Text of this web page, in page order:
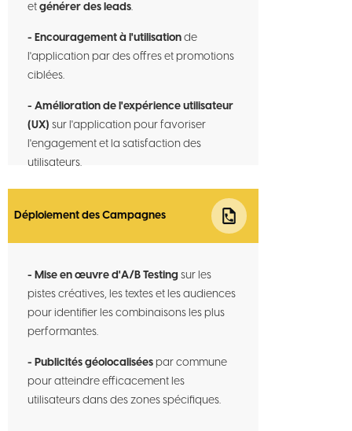
et générer des leads.
- Encouragement à l'utilisation de
l'application par des offres et promotions
ciblées.
- Amélioration de l'expérience utilisateur
(UX) sur l'application pour favoriser
l'engagement et la satisfaction des
utilisateurs.
Déploiement des Campagnes
- Mise en œuvre d'A/B Testing sur les
pistes créatives, les textes et les audiences
pour identifier les combinaisons les plus
performantes.
- Publicités géolocalisées par commune
pour atteindre efficacement les
utilisateurs dans des zones spécifiques.